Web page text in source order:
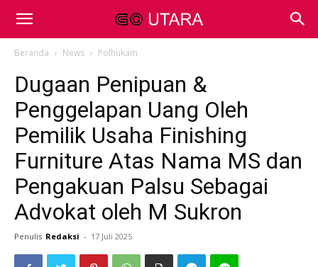
Beranda News Polhukam
Dugaan Penipuan &
Penggelapan Uang Oleh
Pemilik Usaha Finishing
Furniture Atas Nama MS dan
Pengakuan Palsu Sebagai
Advokat oleh M Sukron
Penulis Redaksi - 17 Juli 2025